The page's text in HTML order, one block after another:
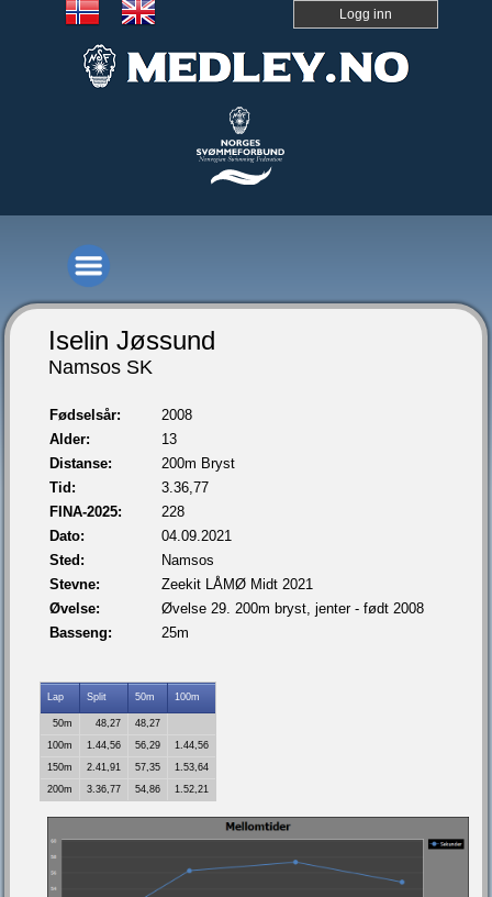
Logg inn
Iselin Jøssund
Namsos SK
Fødselsår:
2008
Alder:
13
Distanse:
200m Bryst
Tid:
3.36,77
FINA-2025:
228
Dato:
04.09.2021
Sted:
Namsos
Stevne:
Zeekit LÅMØ Midt 2021
Øvelse:
Øvelse 29. 200m bryst, jenter - født 2008
Basseng:
25m
Lap Split 50m 100m
50m 48,27
48,27
100m
1.44,56 56,29
1.44,56
150m
2.41,91 57,35
1.53,64
200m
3.36,77 54,86 1.52,21